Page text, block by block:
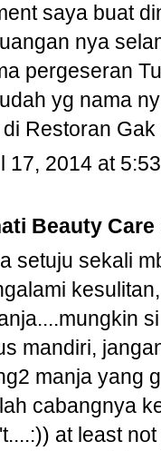
saya buat
nya
pergeseran
yg nama
Restoran
17, 2014 at
Beauty Care
setuju sekali
mandiri,
manja yang
cabangnya
at least